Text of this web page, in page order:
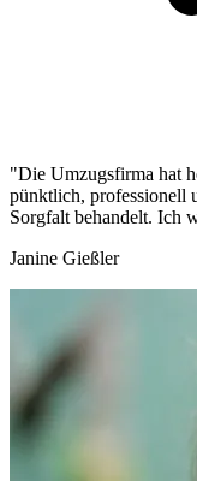
"Die Umzugsfirma hat
pünktlich, professionell
Sorgfalt behandelt. Ich
Janine Gießler